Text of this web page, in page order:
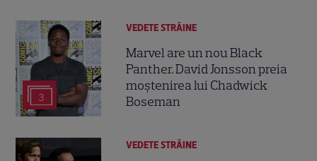
3
VEDETE STRĂINE
Marvel are un nou Black
Panther. David Jonsson preia
moștenirea lui Chadwick
Boseman
VEDETE STRĂINE